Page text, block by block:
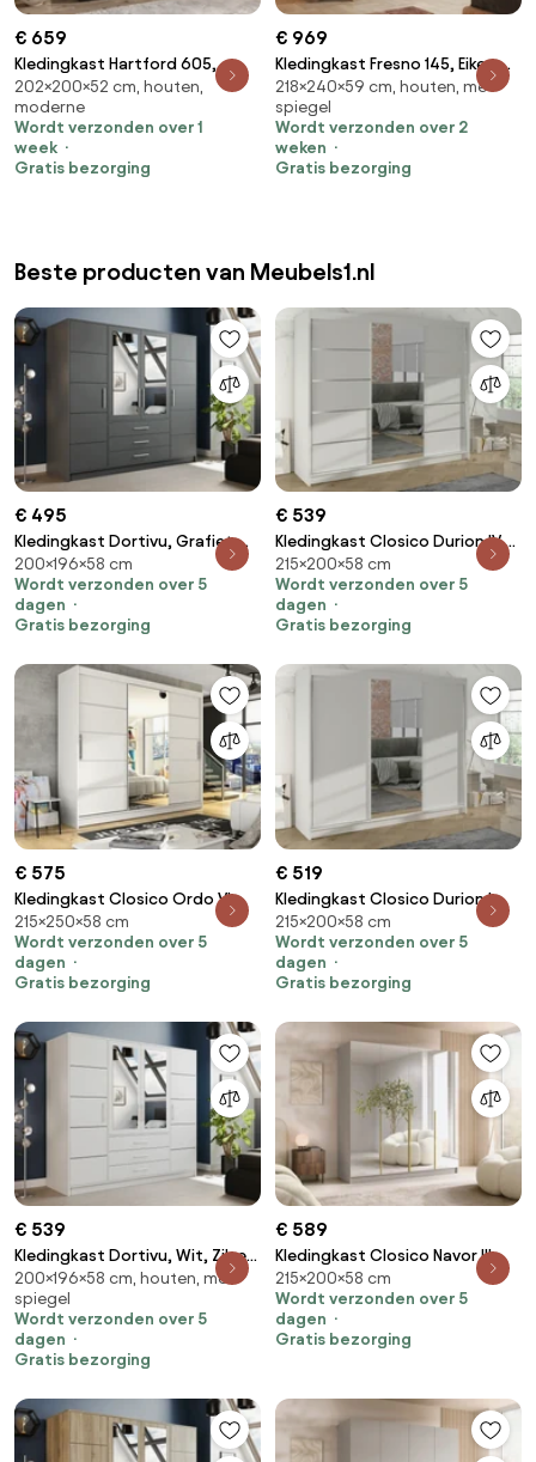
€ 659
Kledingkast Hartford 605,
Zwart, 202x200x52cm, 135.3
kg, Kledingkast deuren: Met
scharnieren
202×200×52 cm, houten,
moderne
Wordt verzonden over 1
week
Gratis bezorging
€ 969
Kledingkast Fresno 145, Eiken,
218x240x59cm, 229 kg,
Kledingkast deuren: Schuivend
218×240×59 cm, houten, met
spiegel
Wordt verzonden over 2
weken
Gratis bezorging
Beste producten van Meubels1.nl
€ 495
Kledingkast Dortivu, Grafiet,
Zilver, 200x196x58cm, 174 kg,
Kledingkast deuren: Met
scharnieren
200×196×58 cm
Wordt verzonden over 5
dagen
Gratis bezorging
€ 539
Kledingkast Closico Durion IV,
Wit, 215x200x58cm, 171 kg,
Kledingkast deuren: Schuivend,
Aantal planken: 9, Aantal
215×200×58 cm
Wordt verzonden over 5
dagen
Gratis bezorging
€ 575
Kledingkast Closico Ordo VI,
Wit, 215x250x58cm, 203 kg,
Kledingkast deuren: Schuivend,
Aantal planken: 9, Aantal
planken: 9
215×250×58 cm
Wordt verzonden over 5
dagen
Gratis bezorging
€ 519
Kledingkast Closico Durion I,
Wit, 215x200x58cm, 169 kg,
Kledingkast deuren: Schuivend,
Aantal planken: 9, Aantal
planken: 9
215×200×58 cm
Wordt verzonden over 5
dagen
Gratis bezorging
€ 539
Kledingkast Dortivu, Wit, Zilver,
200x196x58cm, 174 kg,
Kledingkast deuren: Met
scharnieren
200×196×58 cm, houten, met
spiegel
Wordt verzonden over 5
dagen
Gratis bezorging
€ 589
Kledingkast Closico Navor III,
Gouden, Kasjmier,
215x200x58cm, 176 kg,
Kledingkast deuren: Met
215×200×58 cm
Wordt verzonden over 5
dagen
Gratis bezorging